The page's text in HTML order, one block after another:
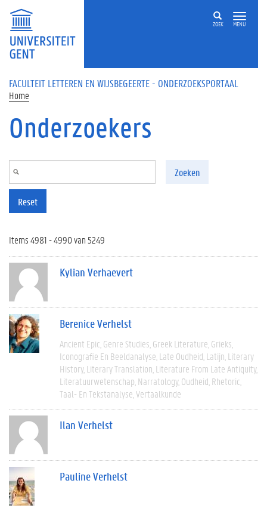
Overslaan en naar de inhoud gaan
ZOEK MENU
FACULTEIT LETTEREN EN WIJSBEGEERTE - ONDERZOEKSPORTAAL
Home
Onderzoekers
Zoeken
Reset
Items 4981 - 4990 van 5249
Kylian Verhaevert
Berenice Verhelst
Ancient Epic Genre Studies Greek Literature Grieks
Iconografie En Beeldanalyse Late Oudheid Latijn Literary
History Literary Translation Literature From Late Antiquity
Literatuurwetenschap Narratology Oudheid Rhetoric
Taal- En Tekstanalyse Vertaalkunde
Ilan Verhelst
Pauline Verhelst